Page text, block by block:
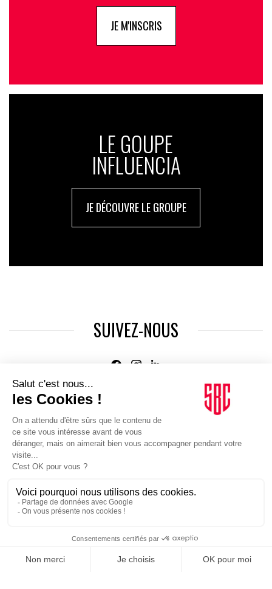
JE M'INSCRIS
LE GOUPE
INFLUENCIA
JE DÉCOUVRE LE GROUPE
SUIVEZ-NOUS
Agence web:Novius